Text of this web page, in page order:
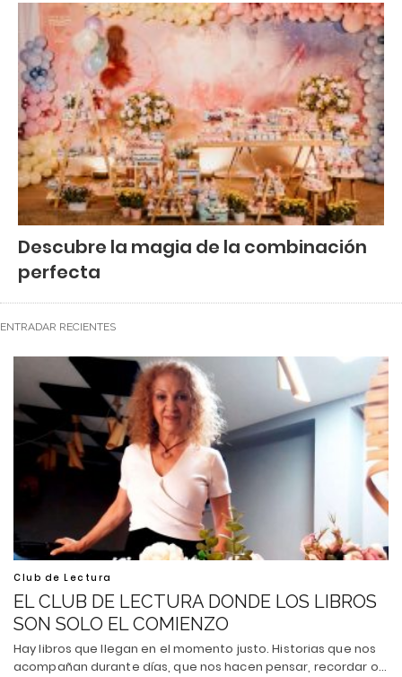
Descubre la magia de la combinación
perfecta
ENTRADAR RECIENTES
Club de Lectura
EL CLUB DE LECTURA DONDE LOS LIBROS
SON SOLO EL COMIENZO
Hay libros que llegan en el momento justo. Historias que nos
acompañan durante días, que nos hacen pensar, recordar o…